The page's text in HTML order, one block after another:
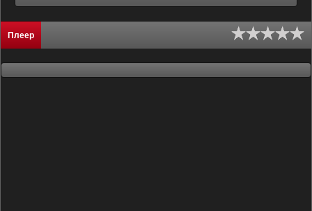
Плеер